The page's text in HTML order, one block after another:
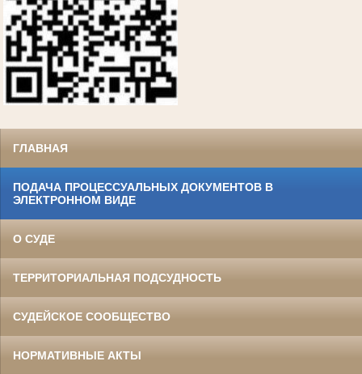
ГЛАВНАЯ
ПОДАЧА ПРОЦЕССУАЛЬНЫХ ДОКУМЕНТОВ В
ЭЛЕКТРОННОМ ВИДЕ
О СУДЕ
ТЕРРИТОРИАЛЬНАЯ ПОДСУДНОСТЬ
СУДЕЙСКОЕ СООБЩЕСТВО
НОРМАТИВНЫЕ АКТЫ